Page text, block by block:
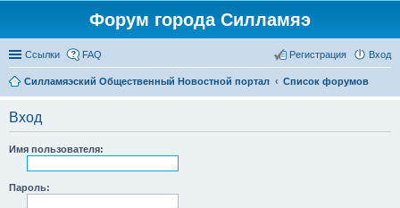
Форум города Силламяэ
Ссылки FAQ Вход
Регистрация
Силламяэский Общественный Новостной портал Список форумов
Вход
Имя пользователя:
Пароль: